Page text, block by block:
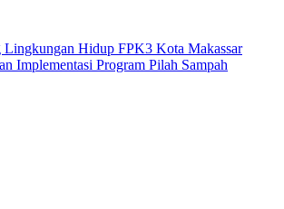
Lingkungan Hidup FPK3 Kota Makassar
Implementasi Program Pilah Sampah